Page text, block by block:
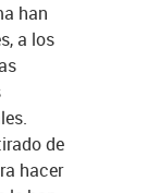
han
a los
de
hacer